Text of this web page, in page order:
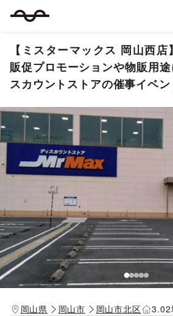
【ミスターマックス 岡山西店
販促プロモーションや物販用
スカウントストアの催事イベ
岡山県 岡山市 岡山市北区 3.02